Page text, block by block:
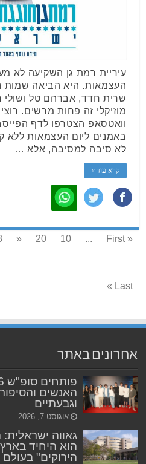
עיריית רמת גן השקיעה לא
העצמאות. היא הביאה שמות
שרית חדד, אברהם טל ושולי
מוזיקלי זה פחות מרשים.
וואטסאפ הצטרפו לדף
באמנים ליום העצמאות ללא
לא סיבה למסיבה, אלא …
קרא עוד »
« First
...
10
20
«
Last »
אחרונים באתר
האנשים
וגבעתיים
אוגוסט 7, 2026
גאווה
הוא היחיד
הירוקים" בעולם